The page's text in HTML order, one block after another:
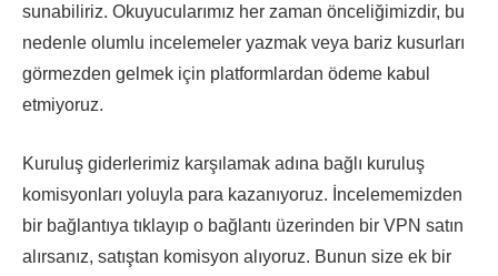
sunabiliriz. Okuyucularımız her zaman önceliğimizdir, bu
nedenle olumlu incelemeler yazmak veya bariz kusurları
görmezden gelmek için platformlardan ödeme kabul
etmiyoruz.
Kuruluş giderlerimiz karşılamak adına bağlı kuruluş
komisyonları yoluyla para kazanıyoruz. İncelememizden
bir bağlantıya tıklayıp o bağlantı üzerinden bir VPN satın
alırsanız, satıştan komisyon alıyoruz. Bunun size ek bir